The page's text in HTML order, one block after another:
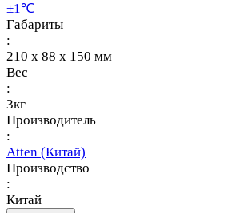
±1℃
Габариты
:
210 x 88 x 150 мм
Вес
:
3кг
Производитель
:
Atten (Китай)
Производство
:
Китай